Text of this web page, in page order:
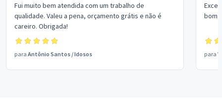
Fui muito bem atendida com um trabalho de
qualidade. Valeu a pena, orçamento grátis e não é
careiro. Obrigada!
para Antônio Santos /Idosos
bom
para